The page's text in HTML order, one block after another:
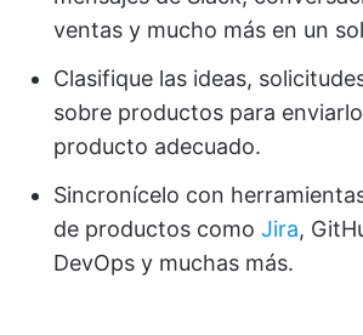
ventas y mucho más en un
Clasifique las ideas,
sobre productos para
producto adecuado.
Sincronícelo con
de productos como Jira,
DevOps y muchas más.